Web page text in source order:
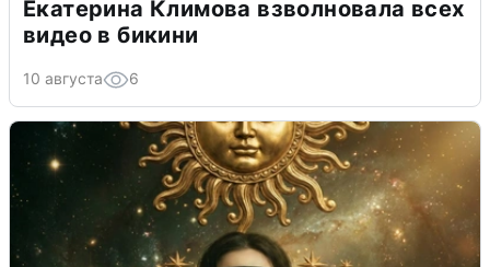
Екатерина Климова взволновала всех
видео в бикини
10 августа 6